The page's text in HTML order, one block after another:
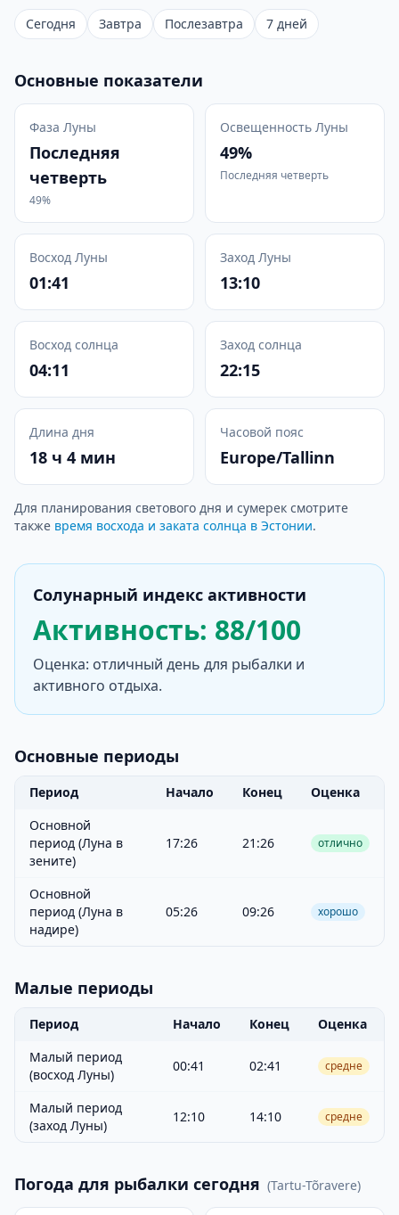
Сегодня Завтра Послезавтра 7 дней
Основные показатели
Фаза Луны
Последняя
четверть
49%
Освещенность Луны
49%
Последняя четверть
Восход Луны
01:41
Заход Луны
13:10
Восход солнца
04:11
Заход солнца
22:15
Длина дня
18 ч 4 мин
Часовой пояс
Europe/Tallinn
Для планирования светового дня и сумерек смотрите
также время восхода и заката солнца в Эстонии.
Солунарный индекс активности
Активность: 88/100
Оценка: отличный день для рыбалки и
активного отдыха.
Основные периоды
Период Начало Конец
Оценка
Основной
период (Луна в
зените)
17:26 21:26 отлично
Основной
период (Луна в
надире)
05:26 09:26 хорошо
Малые периоды
Период Начало Конец
Оценка
Малый период
(восход Луны)
00:41 02:41 средне
Малый период
(заход Луны)
12:10 14:10 средне
Погода для рыбалки сегодня (Tartu-Tõravere)